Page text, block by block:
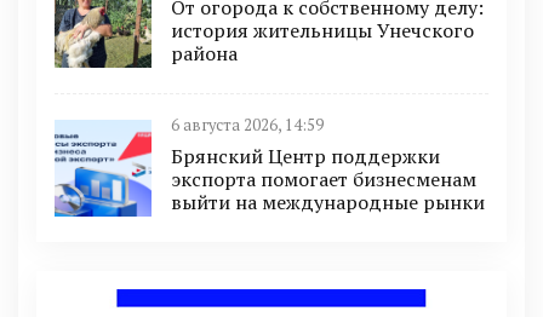
От огорода к собственному делу:
история жительницы Унечского
района
6 августа 2026, 14:59
Брянский Центр поддержки
экспорта помогает бизнесменам
выйти на международные рынки